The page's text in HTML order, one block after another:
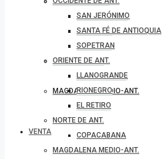
LLANOGRANDE
RIONEGRO
EL RETIRO
NORTE DE ANT.
COPACABANA
MAGDALENA MEDIO-ANT.
DORADAL
VENTA
SAN JERÓNIMO
SANTA FÉ DE ANTIOQUIA
SOPETRAN
ORIENTE DE ANT.
LLANOGRANDE
RIONEGRO
EL RETIRO
NORTE DE ANT.
COPACABANA
MAGDALENA MEDIO-ANT.